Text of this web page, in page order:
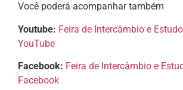
Você poderá acompanhar também
Youtube: Feira de Intercâmbio e
YouTube
Facebook: Feira de Intercâmbio e
Facebook